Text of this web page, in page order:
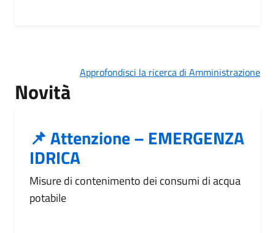
Approfondisci la ricerca di Amministrazione
Novità
📌 Attenzione – EMERGENZA
IDRICA
Misure di contenimento dei consumi di acqua
potabile